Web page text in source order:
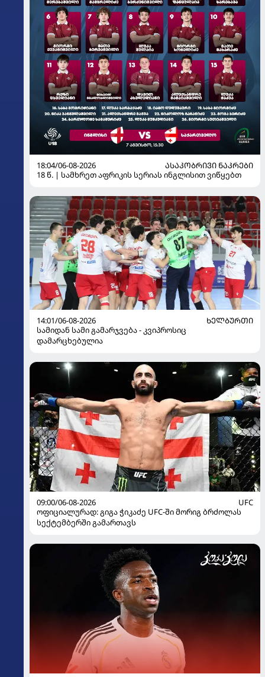
18:04/06-08-2026
ᲐᲡᲐᲙᲝᲑᲠᲘᲕᲘ ᲜᲐᲙᲠᲔᲑᲘ
18 წ. | სამხრეთ აფრიკის სერიას ინგლისით ვიწყებთ
14:01/06-08-2026
ᲮᲔᲚᲑᲣᲠᲗᲘ
სამიდან სამი გამარჯვება - კვიპროსიც
დამარცხებულია
09:00/06-08-2026
UFC
ოფიციალურად: გიგა ჭიკაძე UFC-ში მორიგ ბრძოლას
სექტემბერში გამართავს